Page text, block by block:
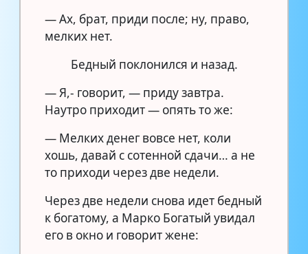
— Ах, брат, приди после; ну, право,
мелких нет.
Бедный поклонился и назад.
— Я,- говорит, — приду завтра.
Наутро приходит — опять то же:
— Мелких денег вовсе нет, коли
хошь, давай с сотенной сдачи… а не
то приходи через две недели.
Через две недели снова идет бедный
к богатому, а Марко Богатый увидал
его в окно и говорит жене: